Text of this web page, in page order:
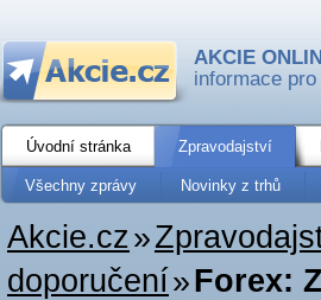
AKCIE
informace
Úvodní stránka Zpravodajství
Všechny zprávy Novinky z trhů
Akcie.cz»
doporučení»Forex: